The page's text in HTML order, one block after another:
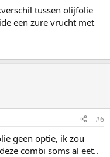
tussen olijfolie
een zure vrucht met
#6
geen optie, ik zou
combi soms al eet..